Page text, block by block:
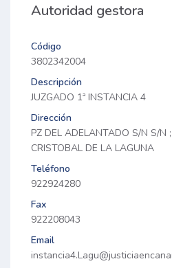
Autoridad gestora
Código
3802342004
Descripción
JUZGADO 1ª INSTANCIA 4
Dirección
PZ DEL ADELANTADO S/N S/N
CRISTOBAL DE LA LAGUNA
Teléfono
922924280
Fax
922208043
Email